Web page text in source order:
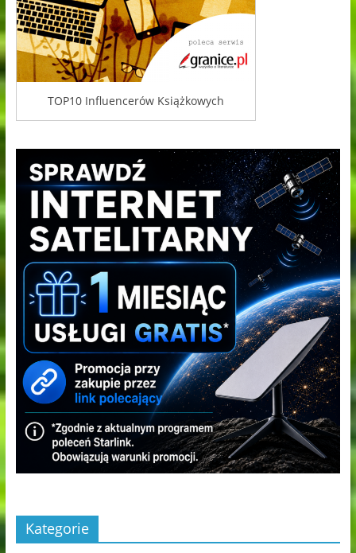
TOP10 Influencerów Książkowych
Kategorie